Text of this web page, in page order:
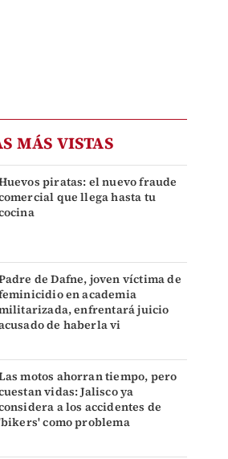
MÁS VISTAS
piratas: el nuevo fraude
que llega hasta tu
de Dafne, joven víctima de
en academia
enfrentará juicio
de haberla vi
motos ahorran tiempo, pero
vidas: Jalisco ya
a los accidentes de
como problema